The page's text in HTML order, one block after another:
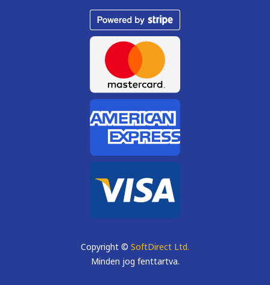
Copyright © SoftDirect Ltd.
Minden jog fenttartva.